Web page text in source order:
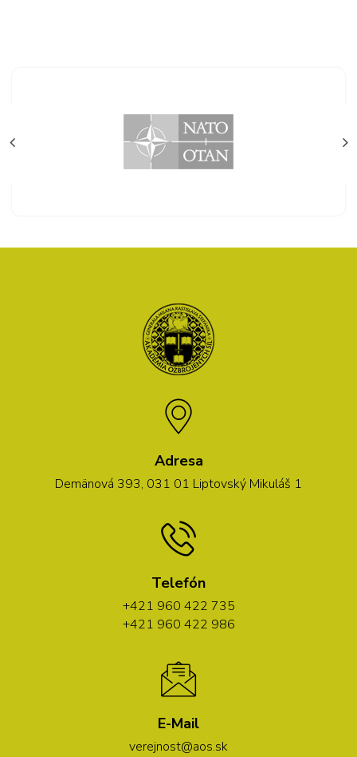
Adresa
Demänová 393, 031 01 Liptovský Mikuláš 1
Telefón
+421 960 422 735
+421 960 422 986
E-Mail
verejnost@aos.sk